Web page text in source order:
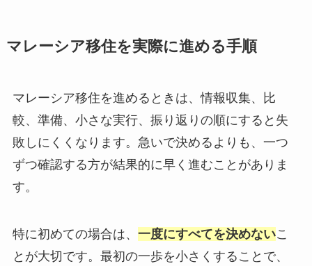
マレーシア移住を実際に進める手順
マレーシア移住を進めるときは、情報収集、比
較、準備、小さな実行、振り返りの順にすると失
敗しにくくなります。急いで決めるよりも、一つ
ずつ確認する方が結果的に早く進むことがありま
す。
特に初めての場合は、 一度にすべてを決めないこ
とが大切です。最初の一歩を小さくすることで、